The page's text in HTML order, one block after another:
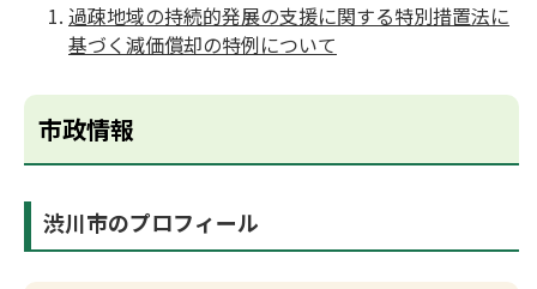
過疎地域の持続的発展の支援に関する特別措置法に
基づく減価償却の特例について
市政情報
渋川市のプロフィール